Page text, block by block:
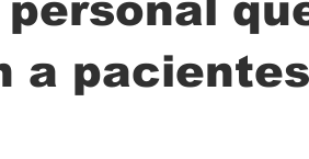
Municipal Actualidad
a